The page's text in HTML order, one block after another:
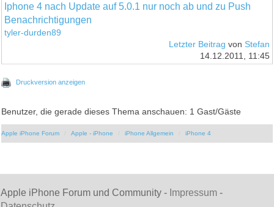
Iphone 4 nach Update auf 5.0.1 nur noch ab und zu Push
Benachrichtigungen
tyler-durden89
Letzter Beitrag von Stefan
14.12.2011, 11:45
Druckversion anzeigen
Benutzer, die gerade dieses Thema anschauen: 1 Gast/Gäste
Apple iPhone Forum Apple - iPhone iPhone Allgemein iPhone 4
Apple iPhone Forum und Community - Impressum -